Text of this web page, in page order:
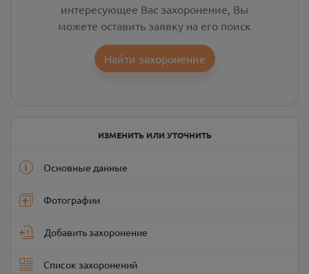
интересующее Вас захоронение, Вы
можете оставить заявку на его поиск
Найти захоронение
ИЗМЕНИТЬ ИЛИ УТОЧНИТЬ
Основные данные
Фотографии
Добавить захоронение
Список захоронений